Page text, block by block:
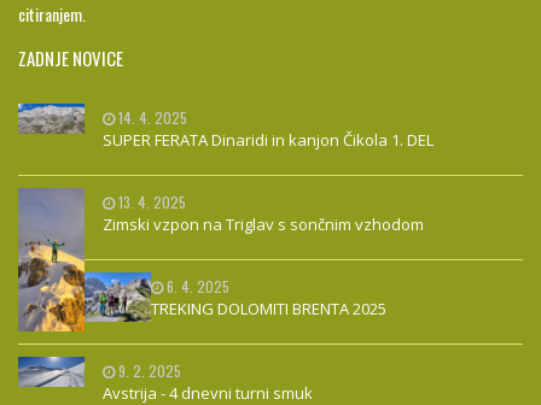
citiranjem.
ZADNJE NOVICE
14. 4. 2025
SUPER FERATA Dinaridi in kanjon Čikola 1. DEL
13. 4. 2025
Zimski vzpon na Triglav s sončnim vzhodom
6. 4. 2025
TREKING DOLOMITI BRENTA 2025
9. 2. 2025
Avstrija - 4 dnevni turni smuk